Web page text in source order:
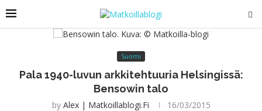
Suomi
Pala 1940-luvun arkkitehtuuria Helsingissä:
Bensowin talo
by Alex | Matkoillablogi.fi 16/03/2015